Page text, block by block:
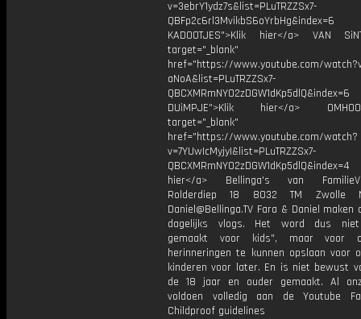
v=3ebrY1ydz7s&list=PLuTRZZSx7-
QBFp2c6rl3MvikbS6oYrbHg&index=6
KADOOTJES">Klik hier</a> VAN
target="_blank"
href="https://www.youtube.com/
aNoA&list=PLuTRZZSx7-
QBCXMRmNYO2zDGW1dKp5dlQ&index=6
DUiMPJE">Klik hier</a>
target="_blank"
href="https://www.youtube.com/watch?
v=7YUwIcMyjyI&list=PLuTRZZSx7-
hier</a> Bellinga's van
Rolderdiep 18 8032 TM Zwolle
Daniel@Bellinga.TV Fara & Daniel maken
dagelijks vlogs. Het word dus niet
gemaakt voor kids", maar voor
herinneringen te kunnen opslaan voor
kinderen voor later. En is niet bewust
de 18 jaar en ouder gemaakt. Al
voldoen volledig aan de Youtube
Childproof guidelines